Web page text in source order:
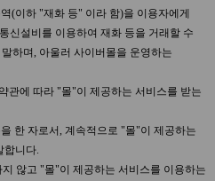
(이하 "재화 등" 이라 함)을 이용자에게
신설비를 이용하여 재화 등을 거래할 수
하며, 아울러 사이버몰을 운영하는
관에 따라 "몰"이 제공하는 서비스를 받는
한 자로서, 계속적으로 "몰"이 제공하는
합니다.
않고 "몰"이 제공하는 서비스를 이용하는